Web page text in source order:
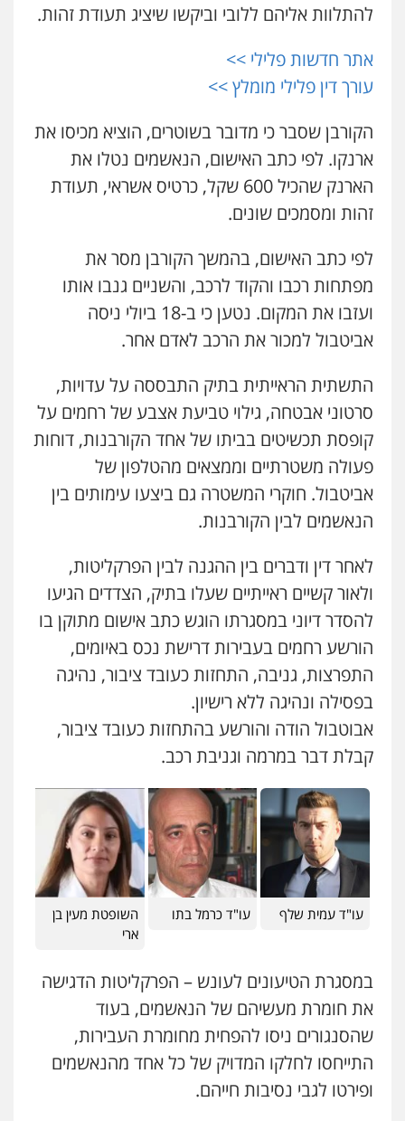
להתלוות אליהם ללובי וביקשו שיציג תעודת זהות.
אתר חדשות פלילי >>
עורך דין פלילי מומלץ >>
הקורבן שסבר כי מדובר בשוטרים, הוציא מכיסו את
ארנקו. לפי כתב האישום, הנאשמים נטלו את
הארנק שהכיל 600 שקל, כרטיס אשראי, תעודת
זהות ומסמכים שונים.
לפי כתב האישום, בהמשך הקורבן מסר את
מפתחות רכבו והקוד לרכב, והשניים גנבו אותו
ועזבו את המקום. נטען כי ב-18 ביולי ניסה
אביטבול למכור את הרכב לאדם אחר.
התשתית הראייתית בתיק התבססה על עדויות,
סרטוני אבטחה, גילוי טביעת אצבע של רחמים על
קופסת תכשיטים בביתו של אחד הקורבנות, דוחות
פעולה משטרתיים וממצאים מהטלפון של
אביטבול. חוקרי המשטרה גם ביצעו עימותים בין
הנאשמים לבין הקורבנות.
לאחר דין ודברים בין ההגנה לבין הפרקליטות,
ולאור קשיים ראייתיים שעלו בתיק, הצדדים הגיעו
להסדר דיוני במסגרתו הוגש כתב אישום מתוקן בו
הורשע רחמים בעבירות דרישת נכס באיומים,
התפרצות, גניבה, התחזות כעובד ציבור, נהיגה
בפסילה ונהיגה ללא רישיון.
אבוטבול הודה והורשע בהתחזות כעובד ציבור,
קבלת דבר במרמה וגניבת רכב.
עו"ד עמית שלף עו"ד כרמל בתו
השופטת מעין בן
ארי
במסגרת הטיעונים לעונש – הפרקליטות הדגישה
את חומרת מעשיהם של הנאשמים, בעוד
שהסנגורים ניסו להפחית מחומרת העבירות,
התייחסו לחלקו המדויק של כל אחד מהנאשמים
ופירטו לגבי נסיבות חייהם.
עו"ד אורנת קמרון
פלילי תעבורה עורכי דין לענייני אסירים
משפחה נוער
0505417090
שני אלגרבלי – משרד עורכי דין
פלילי עורכי דין לענייני אסירים
0507120031
עו"ד אייל אביטל
פלילי פשיעה חמורה מעצרים וחקירות
0544712201
עו"ד בועז קניג
פלילי משפחה כלכלי צבאי
מנשה, אלמוג – עורכי דין
פלילי עבירות תנועה צווארון לבן תעבורה
עורכי דין לענייני אסירים מעצרים וחקירות
0546470989
עו"ד אבי כהן
פשיעה חמורה קטינים אלימות
ויקי שמואל – משרד עו"ד
פלילי משפט פלילי
0528959600